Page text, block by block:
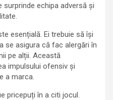
echipa adversă și
esențială. Ei trebuie să își
se asigura că fac alergări în
pe alții. Această
impulsului ofensiv și
a marca.
pricepuți în a citi jocul.